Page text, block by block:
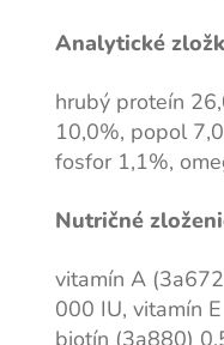
Analytické
hrubý proteín
10,0%, popol
fosfor 1,1%,
Nutričné
vitamín A
000 IU, vitamín
biotín (3a880)